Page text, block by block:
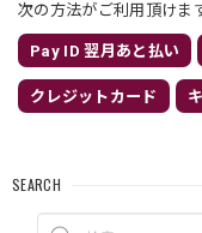
次の方法がご利用頂けま
Pay ID 翌月あと払い
クレジットカード
SEARCH